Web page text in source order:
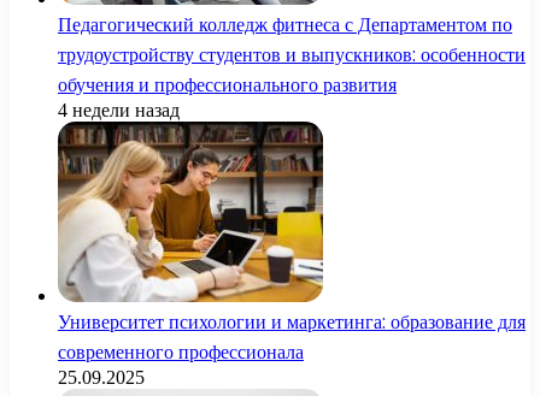
Педагогический колледж фитнеса с Департаментом по
трудоустройству студентов и выпускников: особенности
обучения и профессионального развития
4 недели назад
Университет психологии и маркетинга: образование для
современного профессионала
25.09.2025